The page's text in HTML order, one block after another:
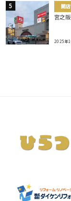
開
宮之
2025年